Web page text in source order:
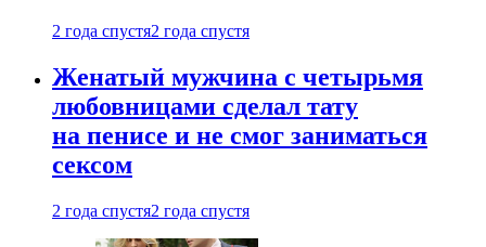
2 года спустя2 года спустя
Женатый мужчина с четырьмя
любовницами сделал тату
на пенисе и не смог заниматься
сексом
2 года спустя2 года спустя